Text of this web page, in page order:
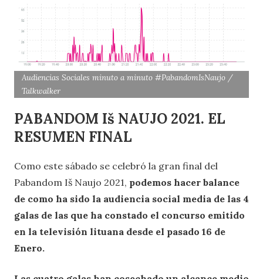
Audiencias Sociales minuto a minuto #PabandomIsNaujo /
Talkwalker
PABANDOM Iš NAUJO 2021. EL
RESUMEN FINAL
Como este sábado se celebró la gran final del
Pabandom Iš Naujo 2021, podemos hacer balance
de como ha sido la audiencia social media de las 4
galas de las que ha constado el concurso emitido
en la televisión lituana desde el pasado 16 de
Enero.